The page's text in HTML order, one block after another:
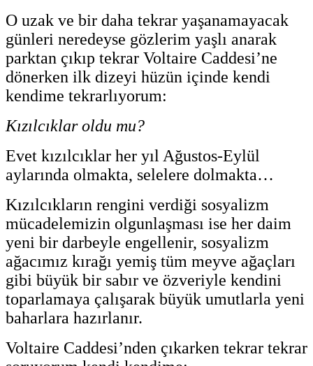
O uzak ve bir daha tekrar yaşanamayacak
günleri neredeyse gözlerim yaşlı anarak
parktan çıkıp tekrar Voltaire Caddesi’ne
dönerken ilk dizeyi hüzün içinde kendi
kendime tekrarlıyorum:
Kızılcıklar oldu mu?
Evet kızılcıklar her yıl Ağustos-Eylül
aylarında olmakta, selelere dolmakta…
Kızılcıkların rengini verdiği sosyalizm
mücadelemizin olgunlaşması ise her daim
yeni bir darbeyle engellenir, sosyalizm
ağacımız kırağı yemiş tüm meyve ağaçları
gibi büyük bir sabır ve özveriyle kendini
toparlamaya çalışarak büyük umutlarla yeni
baharlara hazırlanır.
Voltaire Caddesi’nden çıkarken tekrar tekrar